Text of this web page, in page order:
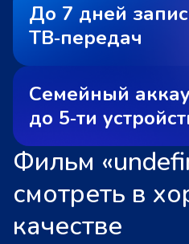
До 7 дней
ТВ‑передач
Семейный
до 5‑ти
Фильм
смотреть в
качестве